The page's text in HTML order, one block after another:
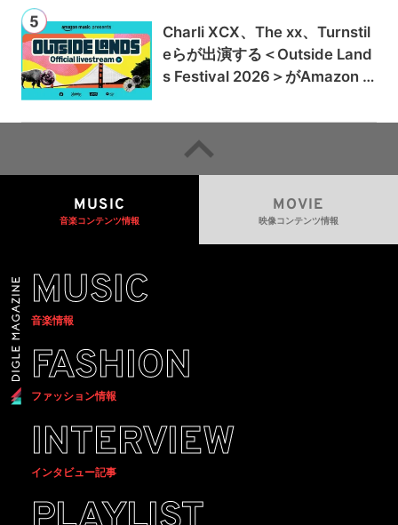
Charli XCX、The xx、Turnstil
eらが出演する＜Outside Land
s Festival 2026＞がAmazon M
ブ配信
MUSIC
音楽コンテンツ情報
MOVIE
映像コンテンツ情報
MUSIC
音楽情報
FASHION
ファッション情報
INTERVIEW
インタビュー記事